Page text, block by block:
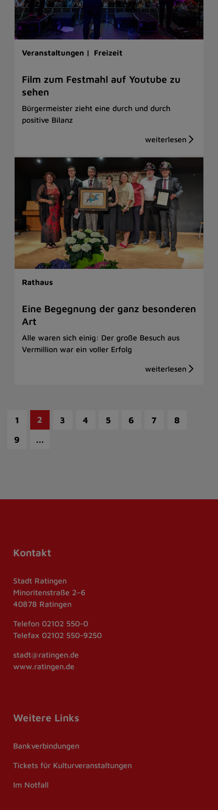
Veranstaltungen | Freizeit
Film zum Festmahl auf Youtube zu
sehen
Bürgermeister zieht eine durch und durch
positive Bilanz
Rathaus
Eine Begegnung der ganz besonderen
Art
Alle waren sich einig: Der große Besuch aus
Vermillion war ein voller Erfolg
1 2 3 4 5 6 7
8
9
…
Kontakt
Stadt Ratingen
Minoritenstraße 2–6
40878 Ratingen
Telefon 02102 550-0
Telefax 02102 550-9250
stadt@ratingen.de
www.ratingen.de
Weitere Links
Bankverbindungen
Tickets für Kulturveranstaltungen
Im Notfall